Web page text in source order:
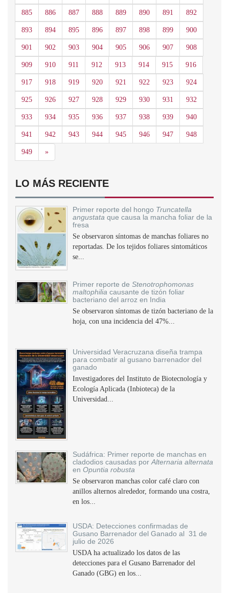
885 886 887 888 889 890 891 892
893 894 895 896 897 898 899 900
901 902 903 904 905 906 907 908
909 910 911 912 913 914 915 916
917 918 919 920 921 922 923 924
925 926 927 928 929 930 931 932
933 934 935 936 937 938 939 940
941 942 943 944 945 946 947 948
949 »Siguiente
LO MÁS RECIENTE
Primer reporte del hongo Truncatella
angustata que causa la mancha foliar de la
fresa
Se observaron síntomas de manchas foliares no
reportadas. De los tejidos foliares sintomáticos
se...
Primer reporte de Stenotrophomonas
maltophilia causante de tizón foliar
bacteriano del arroz en India
Se observaron síntomas de tizón bacteriano de la
hoja, con una incidencia del 47%...
Universidad Veracruzana diseña trampa
para combatir al gusano barrenador del
ganado
Investigadores del Instituto de Biotecnología y
Ecología Aplicada (Inbioteca) de la
Universidad...
Sudáfrica: Primer reporte de manchas en
cladodios causadas por Alternaria alternata
en Opuntia robusta
Se observaron manchas color café claro con
anillos alternos alrededor, formando una costra,
en los...
USDA: Detecciones confirmadas de
Gusano Barrenador del Ganado al 31 de
julio de 2026
USDA ha actualizado los datos de las
detecciones para el Gusano Barrenador del
Ganado (GBG) en los...